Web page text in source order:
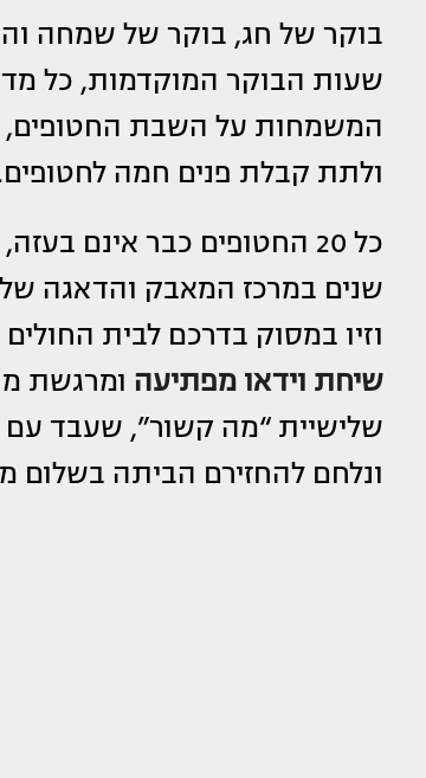
שעות הבוקר המוקדמות, כל
המשמחות על השבת החטופים,
ולתת קבלת פנים חמה
כל 20 החטופים כבר אינם בעזה, וביניהם גם האחים התאומים
שנים במרכז המאבק והדאגה
וזיו במסוק בדרכם לבית
שיחת וידאו מפתיעה ומרגשת
שלישיית “מה קשור”, שעבד עם
ונלחם להחזירם הביתה בשלום